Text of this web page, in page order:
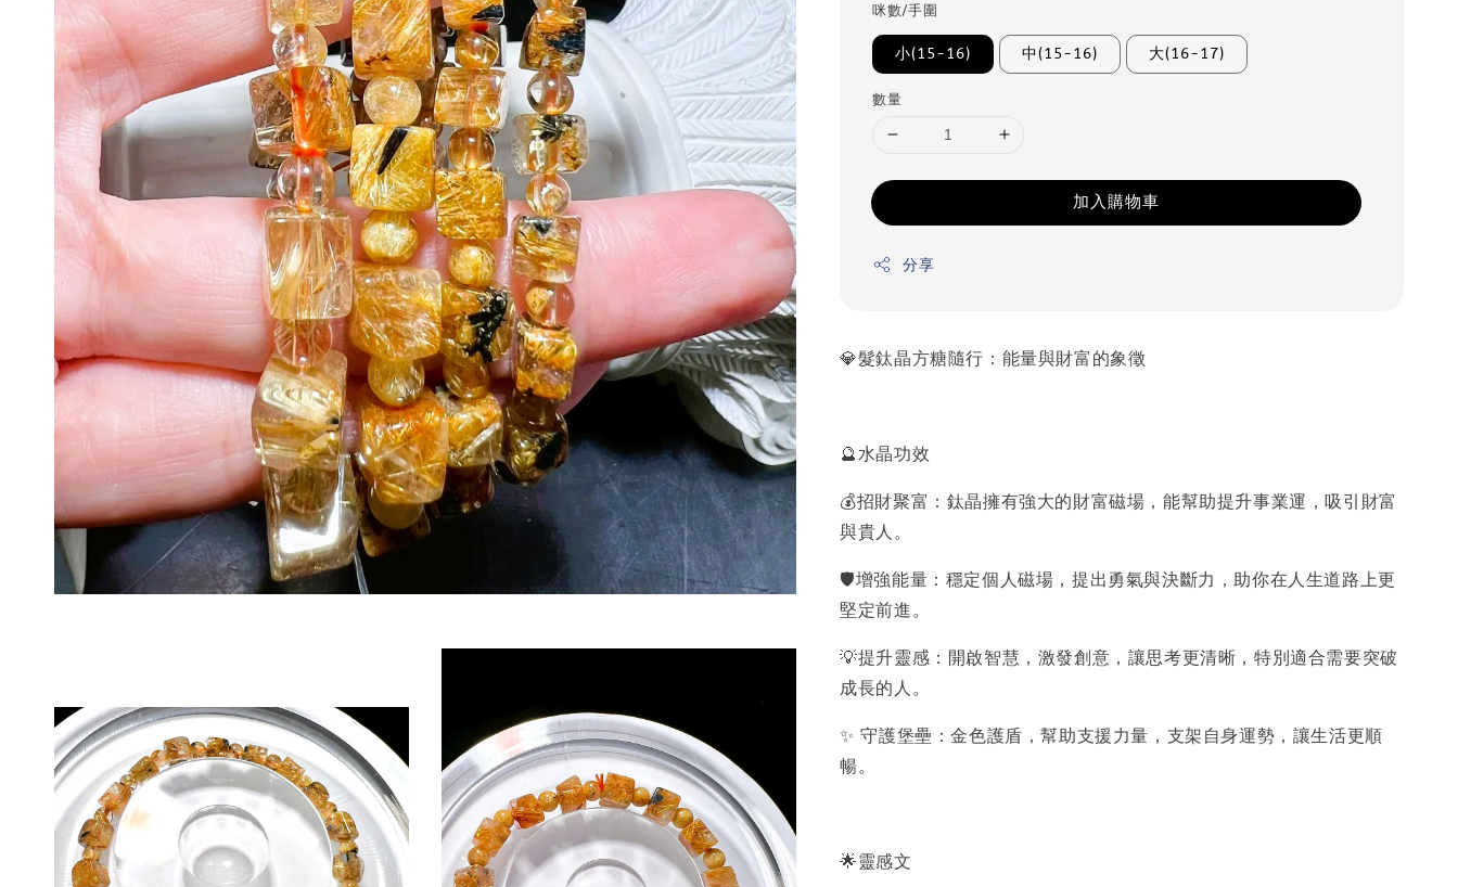
咪數/手圍
小(15-16) 中(15-16) 大(16-17)
數量
加入購物車
分享
💎髮鈦晶方糖隨行：能量與財富的象徵
🔮水晶功效
💰招財聚富：鈦晶擁有強大的財富磁場，能幫助提升事業運，吸引財富
與貴人。
🛡️增強能量：穩定個人磁場，提出勇氣與決斷力，助你在人生道路上更
堅定前進。
💡提升靈感：開啟智慧，激發創意，讓思考更清晰，特別適合需要突破
成長的人。
✨ 守護堡壘：金色護盾，幫助支援力量，支架自身運勢，讓生活更順
暢。
🌟靈感文